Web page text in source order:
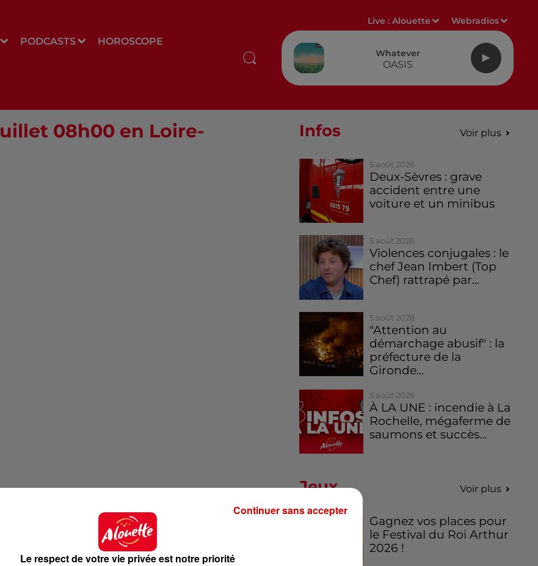
PODCASTS HOROSCOPE
Live :Alouette Webradios
Whatever
OASIS
08h00 en Loire-
Infos Voir plus
5 août 2026
Deux-Sèvres : grave
accident entre une
voiture et un minibus
5 août 2026
Violences conjugales : le
chef Jean Imbert (Top
Chef) rattrapé par...
5 août 2026
"Attention au
démarchage abusif" : la
préfecture de la
Gironde...
5 août 2026
À LA UNE : incendie à La
Rochelle, mégaferme de
saumons et succès...
Jeux Voir plus
Gagnez vos places pour
le Festival du Roi Arthur
2026 !
Le respect de votre vie privée est notre priorité
Continuer sans accepter